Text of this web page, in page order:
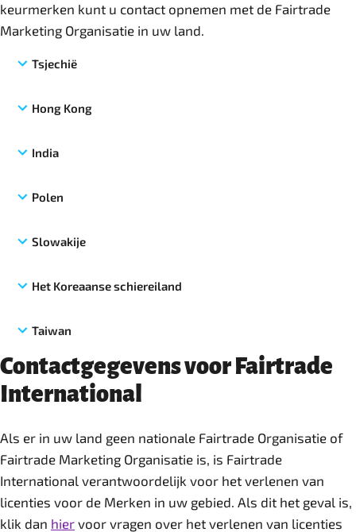
keurmerken kunt u contact opnemen met de Fairtrade
Marketing Organisatie in uw land.
Tsjechië
Hong Kong
India
Polen
Slowakije
Het Koreaanse schiereiland
Taiwan
Contactgegevens voor Fairtrade
International
Als er in uw land geen nationale Fairtrade Organisatie of
Fairtrade Marketing Organisatie is, is Fairtrade
International verantwoordelijk voor het verlenen van
licenties voor de Merken in uw gebied. Als dit het geval is,
klik dan hier voor vragen over het verlenen van licenties